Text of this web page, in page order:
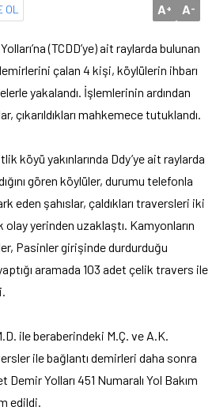
OL A+ A-
(TCDD’ye) ait raylarda bulunan
çalan 4 kişi, köylülerin ihbarı
yakalandı. İşlemlerinin ardından
çıkarıldıkları mahkemece tutuklandı.
köyü yakınlarında Ddy’ye ait raylarda
gören köylüler, durumu telefonla
eden şahıslar, çaldıkları traversleri iki
yerinden uzaklaştı. Kamyonların
Pasinler girişinde durdurduğu
aramada 103 adet çelik travers ile
ile beraberindeki M.Ç. ve A.K.
ile bağlantı demirleri daha sonra
Demir Yolları 451 Numaralı Yol Bakım
edildi.